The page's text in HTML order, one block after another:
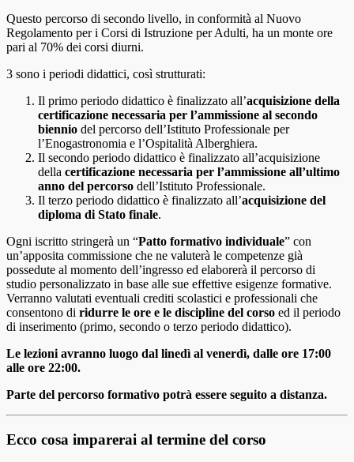
Questo percorso di secondo livello, in conformità al Nuovo
Regolamento per i Corsi di Istruzione per Adulti, ha un monte ore
pari al 70% dei corsi diurni.
3 sono i periodi didattici, così strutturati:
Il primo periodo didattico è finalizzato all’acquisizione della
certificazione necessaria per l’ammissione al secondo
biennio del percorso dell’Istituto Professionale per
l’Enogastronomia e l’Ospitalità Alberghiera.
Il secondo periodo didattico è finalizzato all’acquisizione
della certificazione necessaria per l’ammissione all’ultimo
anno del percorso dell’Istituto Professionale.
Il terzo periodo didattico è finalizzato all’acquisizione del
diploma di Stato finale.
Ogni iscritto stringerà un “Patto formativo individuale” con
un’apposita commissione che ne valuterà le competenze già
possedute al momento dell’ingresso ed elaborerà il percorso di
studio personalizzato in base alle sue effettive esigenze formative.
Verranno valutati eventuali crediti scolastici e professionali che
consentono di ridurre le ore e le discipline del corso ed il periodo
di inserimento (primo, secondo o terzo periodo didattico).
Le lezioni avranno luogo dal linedì al venerdì, dalle ore 17:00
alle ore 22:00.
Parte del percorso formativo potrà essere seguito a distanza.
Ecco cosa imparerai al termine del corso